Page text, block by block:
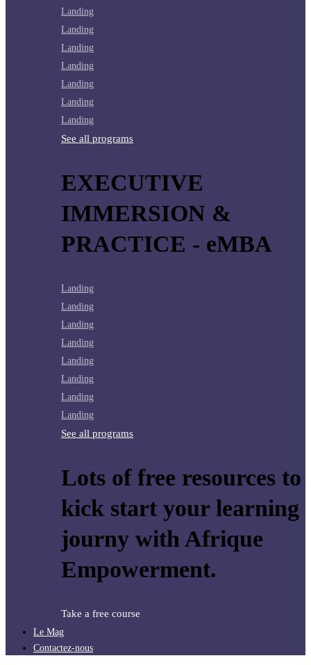
Landing
Landing
Landing
Landing
Landing
Landing
Landing
See all programs
EXECUTIVE
IMMERSION &
PRACTICE - eMBA
Landing
Landing
Landing
Landing
Landing
Landing
Landing
Landing
See all programs
Lots of free resources to
kick start your learning
journy with Afrique
Empowerment.
Take a free course
Le Mag
Contactez-nous